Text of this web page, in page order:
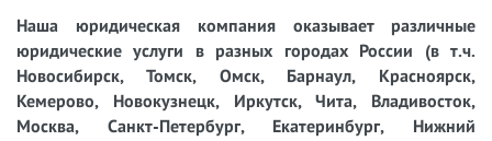
Наша юридическая компания оказывает различные
юридические услуги в разных городах России (в т.ч.
Новосибирск, Томск, Омск, Барнаул, Красноярск,
Кемерово, Новокузнецк, Иркутск, Чита, Владивосток,
Москва, Санкт-Петербург, Екатеринбург, Нижний